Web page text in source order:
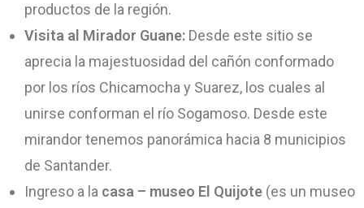
productos de la región.
Visita al Mirador Guane: Desde este sitio se
aprecia la majestuosidad del cañón conformado
por los ríos Chicamocha y Suarez, los cuales al
unirse conforman el río Sogamoso. Desde este
mirandor tenemos panorámica hacia 8 municipios
de Santander.
Ingreso a la casa – museo El Quijote (es un museo